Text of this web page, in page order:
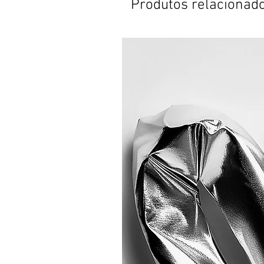
Produtos